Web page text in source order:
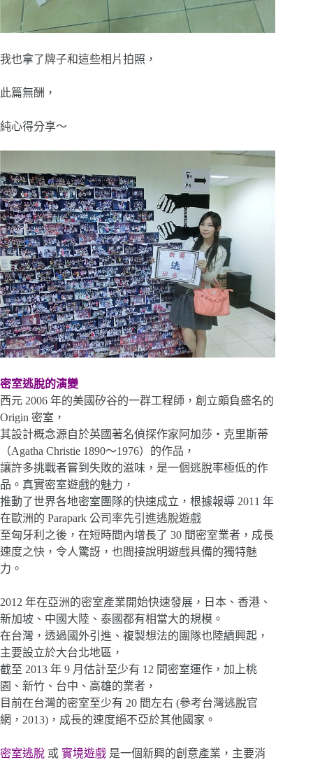
我也拿了牌子和這些相片拍照，
此篇無酬，
純心得分享～
密室逃脫的演變
西元 2006 年的美國矽谷的一群工程師，創立頗負盛名的
Origin 密室，
其設計概念源自於英國著名偵探作家阿加莎‧克里斯蒂
（Agatha Christie 1890～1976）的作品，
讓許多挑戰者嘗到失敗的滋味，是一個逃脫率極低的作
品。真實密室遊戲的魅力，
推動了世界各地密室團隊的快速成立，根據報導 2011 年
在歐洲的 Parapark 公司率先引進逃脫遊戲
至匈牙利之後，在短時間內增長了 30 間密室業者，成長
速度之快，令人驚訝，也間接說明遊戲具備的獨特魅
力。
2012 年在亞洲的密室產業開始快速發展，日本、香港、
新加坡、中國大陸、泰國都有相當大的規模。
在台灣，透過國外引進、複製想法的團隊也陸續興起，
主要設立於大台北地區，
截至 2013 年 9 月估計至少有 12 間密室運作，加上桃
園、新竹、台中、高雄的業者，
目前在台灣的密室至少有 20 間左右 (參考台灣逃脫官
網，2013)，成長的速度絕不亞於其他國家。
密室逃脫 或 實境遊戲 是一個新興的創意產業，主要消